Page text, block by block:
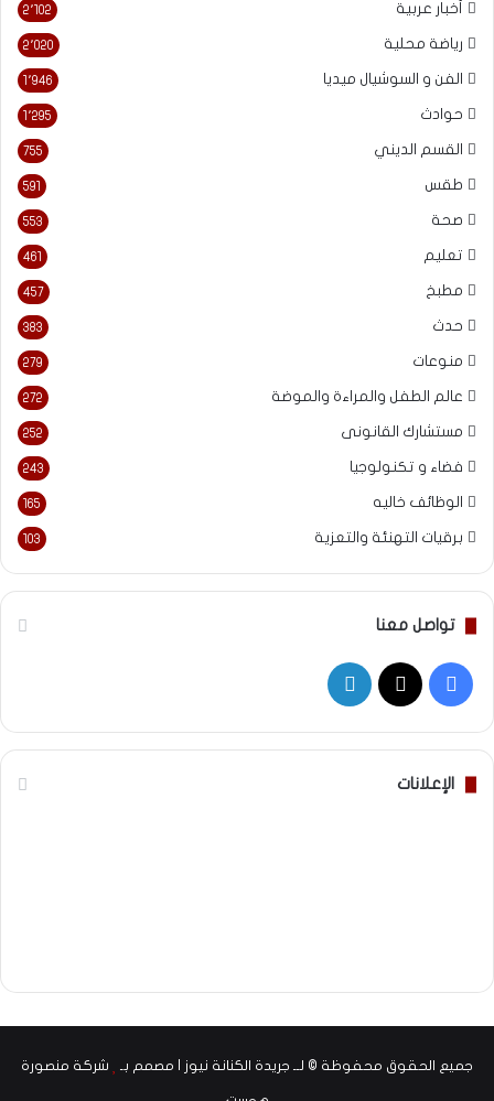
أخبار عربية 2٬102
رياضة محلية 2٬020
الفن و السوشيال ميديا 1٬946
حوادث 1٬295
القسم الديني 755
طقس 591
صحة 553
تعليم 461
مطبخ 457
حدث 383
منوعات 279
عالم الطفل والمراءة والموضة 272
مستشارك القانونى 252
فضاء و تكنولوجيا 243
الوظائف خاليه 165
برقيات التهنئة والتعزية 103
تواصل معنا
فيسبوك لينكدإن
الإعلانات
جميع الحقوق محفوظة © لــ جريدة الكنانة نيوز | مصمم بـ شركة منصورة